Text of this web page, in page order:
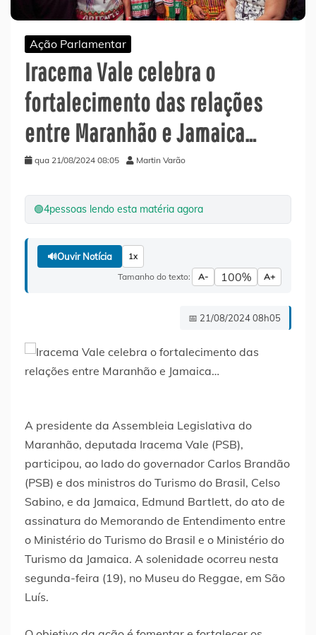
Ação Parlamentar
Iracema Vale celebra o
fortalecimento das relações
entre Maranhão e Jamaica…
qua 21/08/2024 08:05 Martin Varão
🟢4pessoas lendo esta matéria agora
🔊Ouvir Notícia 1x
Tamanho do texto: A- 100% A+
📅 21/08/2024 08h05
A presidente da Assembleia Legislativa do
Maranhão, deputada Iracema Vale (PSB),
participou, ao lado do governador Carlos Brandão
(PSB) e dos ministros do Turismo do Brasil, Celso
Sabino, e da Jamaica, Edmund Bartlett, do ato de
assinatura do Memorando de Entendimento entre
o Ministério do Turismo do Brasil e o Ministério do
Turismo da Jamaica. A solenidade ocorreu nesta
segunda-feira (19), no Museu do Reggae, em São
Luís.